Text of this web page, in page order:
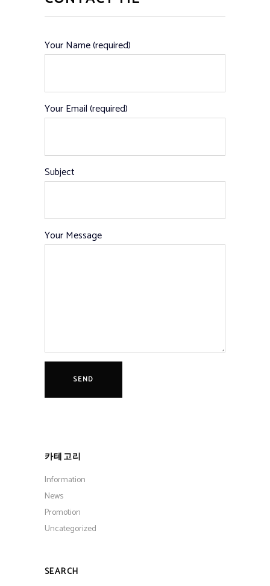
Your Name (required)
Your Email (required)
Subject
Your Message
카테고리
Information
News
Promotion
Uncategorized
SEARCH